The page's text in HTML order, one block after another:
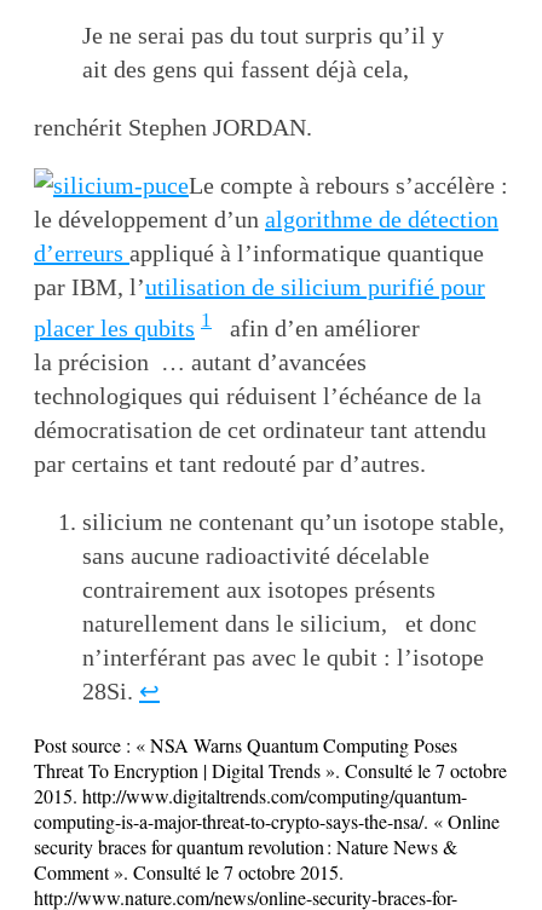
Je ne serai pas du tout surpris qu’il y
ait des gens qui fassent déjà cela,
renchérit Stephen JORDAN.
Le compte à rebours s’accélère :
le développement d’un algorithme de détection
d’erreurs appliqué à l’informatique quantique
par IBM, l’utilisation de silicium purifié pour
placer les qubits 1
afin d’en améliorer
la précision … autant d’avancées
technologiques qui réduisent l’échéance de la
démocratisation de cet ordinateur tant attendu
par certains et tant redouté par d’autres.
silicium ne contenant qu’un isotope stable,
sans aucune radioactivité décelable
contrairement aux isotopes présents
naturellement dans le silicium, et donc
n’interférant pas avec le qubit : l’isotope
28Si. ↩
Post source : « NSA Warns Quantum Computing Poses
Threat To Encryption | Digital Trends ». Consulté le 7 octobre
2015. http://www.digitaltrends.com/computing/quantum-
computing-is-a-major-threat-to-crypto-says-the-nsa/. « Online
security braces for quantum revolution : Nature News &
Comment ». Consulté le 7 octobre 2015.
http://www.nature.com/news/online-security-braces-for-